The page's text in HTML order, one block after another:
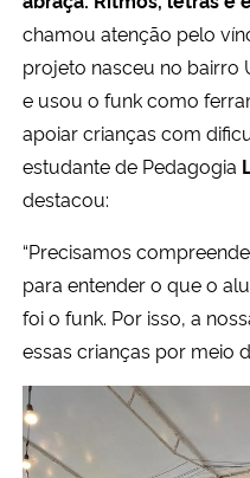
chamou atenção pelo
projeto nasceu no bairro
e usou o funk como
apoiar crianças com
estudante de Pedagogia
destacou:
“Precisamos
para entender o que o
foi o funk. Por isso, a
essas crianças por meio